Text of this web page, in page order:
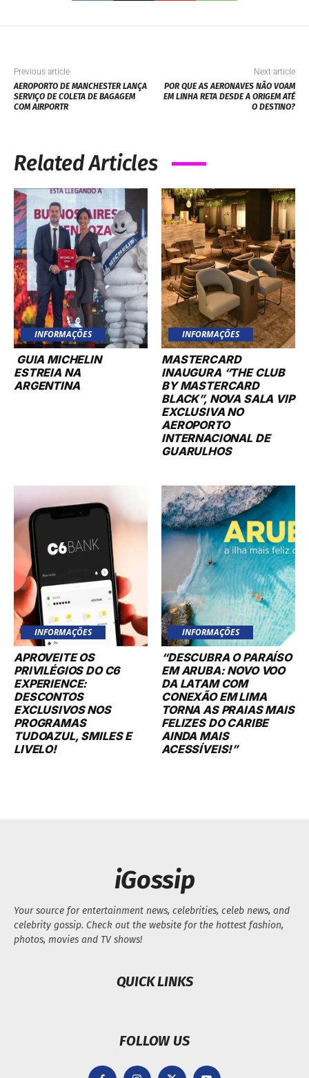
Previous article
AEROPORTO DE MANCHESTER LANÇA
SERVIÇO DE COLETA DE BAGAGEM
COM AIRPORTR
Next article
POR QUE AS AERONAVES NÃO VOAM
EM LINHA RETA DESDE A ORIGEM ATÉ
O DESTINO?
Related Articles
INFORMAÇÕES
GUIA MICHELIN
ESTREIA NA
ARGENTINA
INFORMAÇÕES
MASTERCARD
INAUGURA “THE CLUB
BY MASTERCARD
BLACK”, NOVA SALA VIP
EXCLUSIVA NO
AEROPORTO
INTERNACIONAL DE
GUARULHOS
INFORMAÇÕES
APROVEITE OS
PRIVILÉGIOS DO C6
EXPERIENCE:
DESCONTOS
EXCLUSIVOS NOS
PROGRAMAS
TUDOAZUL, SMILES E
LIVELO!
INFORMAÇÕES
“DESCUBRA O PARAÍSO
EM ARUBA: NOVO VOO
DA LATAM COM
CONEXÃO EM LIMA
TORNA AS PRAIAS MAIS
FELIZES DO CARIBE
AINDA MAIS
ACESSÍVEIS!”
iGossip
Your source for entertainment news, celebrities, celeb news, and
celebrity gossip. Check out the website for the hottest fashion,
photos, movies and TV shows!
QUICK LINKS
FOLLOW US